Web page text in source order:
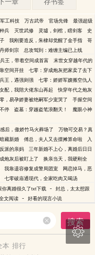
军工科技 万古武帝 官场先锋
最强超级
兵 灭世武修 灵墟，剑棺，瞎剑客
史
我刚要造反，朱棣却觉醒了金手指
哥
丹师剑宗 总攻驾到：难缠主编已上线
王，带着空间成首富
末世女穿越年代的
空间开挂
七零：穿成炮灰把家卖了去下
王，遇强则强
七零：娇娇军嫂搬空仇人
配，我陪大佬东山再起
快穿年代之炮灰
，易孕娇妻被绝嗣军少宠哭了
手握空间
停 盗墓：穿越盗笔浪翻天！
魔眼小神
后，傲娇竹马火葬场了
万物可交易？真
暗藏新婚 傅总，夫人又去摆摊算命啦
入
派的亲妈
三年新婚不上心，离婚后日日
炮灰后被盯上了
换亲当天，我硬刚全
我靠遗容修复成警局团宠
网恋掉马，恶
七零破庙通现代，全家吃肉又喝汤
你离婚很久了txt下载 - 封总，太太想跟
文阅读 - 好看的现言小说
搜索
本 排行
